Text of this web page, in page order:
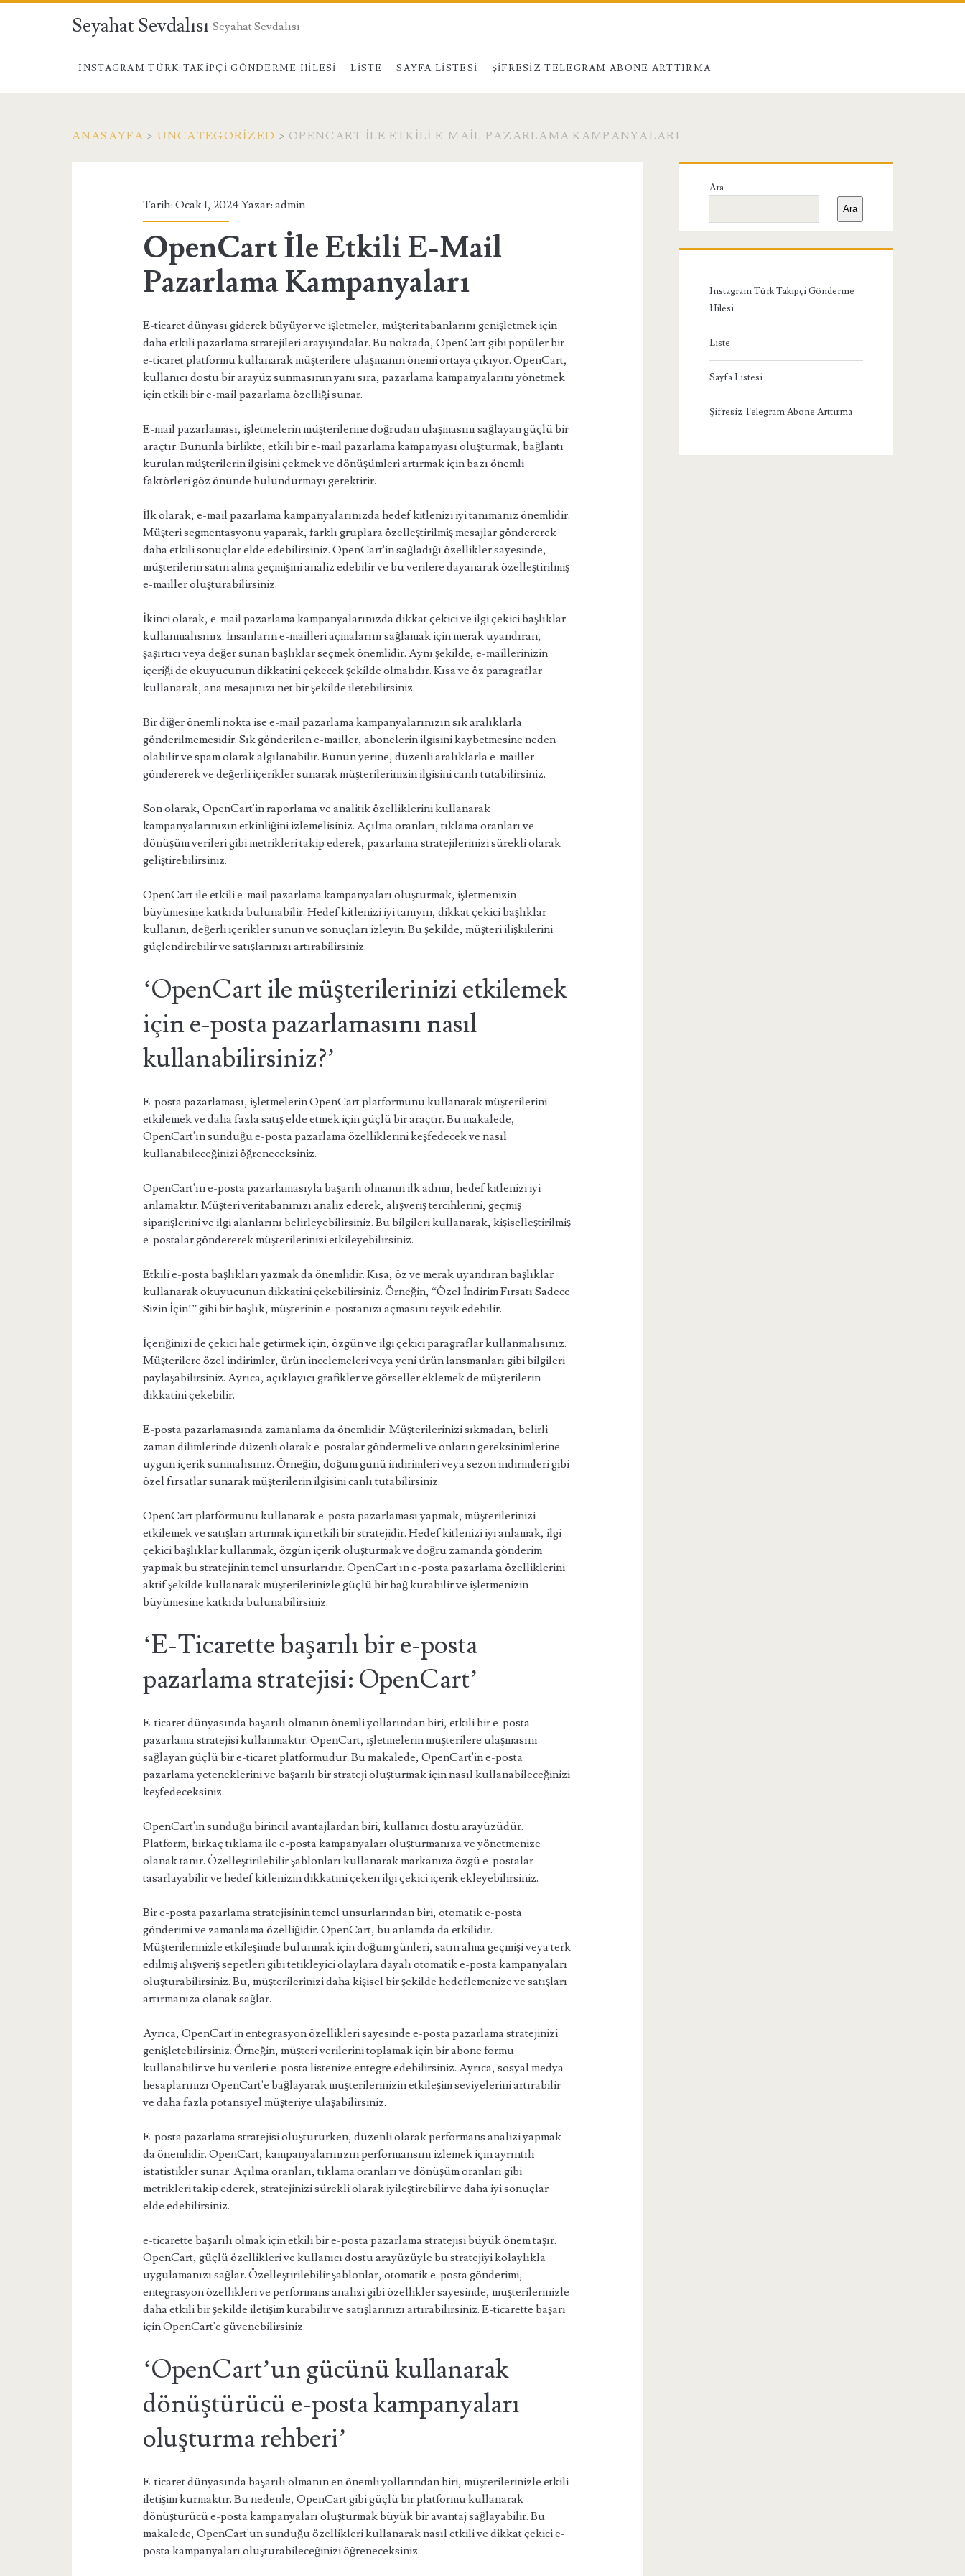
Seyahat Sevdalısı Seyahat Sevdalısı
INSTAGRAM TÜRK TAKIPÇI GÖNDERME HILESI LISTE SAYFA LISTESI ŞIFRESIZ TELEGRAM ABONE ARTTIRMA
ANASAYFA > UNCATEGORIZED > OPENCART İLE ETKILI E-MAIL PAZARLAMA KAMPANYALARI
Tarih: Ocak 1, 2024 Yazar:admin
OpenCart İle Etkili E-Mail
Pazarlama Kampanyaları
E-ticaret dünyası giderek büyüyor ve işletmeler, müşteri tabanlarını genişletmek için
daha etkili pazarlama stratejileri arayışındalar. Bu noktada, OpenCart gibi popüler bir
e-ticaret platformu kullanarak müşterilere ulaşmanın önemi ortaya çıkıyor. OpenCart,
kullanıcı dostu bir arayüz sunmasının yanı sıra, pazarlama kampanyalarını yönetmek
için etkili bir e-mail pazarlama özelliği sunar.
E-mail pazarlaması, işletmelerin müşterilerine doğrudan ulaşmasını sağlayan güçlü bir
araçtır. Bununla birlikte, etkili bir e-mail pazarlama kampanyası oluşturmak, bağlantı
kurulan müşterilerin ilgisini çekmek ve dönüşümleri artırmak için bazı önemli
faktörleri göz önünde bulundurmayı gerektirir.
İlk olarak, e-mail pazarlama kampanyalarınızda hedef kitlenizi iyi tanımanız önemlidir.
Müşteri segmentasyonu yaparak, farklı gruplara özelleştirilmiş mesajlar göndererek
daha etkili sonuçlar elde edebilirsiniz. OpenCart'in sağladığı özellikler sayesinde,
müşterilerin satın alma geçmişini analiz edebilir ve bu verilere dayanarak özelleştirilmiş
e-mailler oluşturabilirsiniz.
İkinci olarak, e-mail pazarlama kampanyalarınızda dikkat çekici ve ilgi çekici başlıklar
kullanmalısınız. İnsanların e-mailleri açmalarını sağlamak için merak uyandıran,
şaşırtıcı veya değer sunan başlıklar seçmek önemlidir. Aynı şekilde, e-maillerinizin
içeriği de okuyucunun dikkatini çekecek şekilde olmalıdır. Kısa ve öz paragraflar
kullanarak, ana mesajınızı net bir şekilde iletebilirsiniz.
Bir diğer önemli nokta ise e-mail pazarlama kampanyalarınızın sık aralıklarla
gönderilmemesidir. Sık gönderilen e-mailler, abonelerin ilgisini kaybetmesine neden
olabilir ve spam olarak algılanabilir. Bunun yerine, düzenli aralıklarla e-mailler
göndererek ve değerli içerikler sunarak müşterilerinizin ilgisini canlı tutabilirsiniz.
Son olarak, OpenCart'in raporlama ve analitik özelliklerini kullanarak
kampanyalarınızın etkinliğini izlemelisiniz. Açılma oranları, tıklama oranları ve
dönüşüm verileri gibi metrikleri takip ederek, pazarlama stratejilerinizi sürekli olarak
geliştirebilirsiniz.
OpenCart ile etkili e-mail pazarlama kampanyaları oluşturmak, işletmenizin
büyümesine katkıda bulunabilir. Hedef kitlenizi iyi tanıyın, dikkat çekici başlıklar
kullanın, değerli içerikler sunun ve sonuçları izleyin. Bu şekilde, müşteri ilişkilerini
güçlendirebilir ve satışlarınızı artırabilirsiniz.
‘OpenCart ile müşterilerinizi etkilemek
için e-posta pazarlamasını nasıl
kullanabilirsiniz?’
E-posta pazarlaması, işletmelerin OpenCart platformunu kullanarak müşterilerini
etkilemek ve daha fazla satış elde etmek için güçlü bir araçtır. Bu makalede,
OpenCart'ın sunduğu e-posta pazarlama özelliklerini keşfedecek ve nasıl
kullanabileceğinizi öğreneceksiniz.
OpenCart'ın e-posta pazarlamasıyla başarılı olmanın ilk adımı, hedef kitlenizi iyi
anlamaktır. Müşteri veritabanınızı analiz ederek, alışveriş tercihlerini, geçmiş
siparişlerini ve ilgi alanlarını belirleyebilirsiniz. Bu bilgileri kullanarak, kişiselleştirilmiş
e-postalar göndererek müşterilerinizi etkileyebilirsiniz.
Etkili e-posta başlıkları yazmak da önemlidir. Kısa, öz ve merak uyandıran başlıklar
kullanarak okuyucunun dikkatini çekebilirsiniz. Örneğin, “Özel İndirim Fırsatı Sadece
Sizin İçin!” gibi bir başlık, müşterinin e-postanızı açmasını teşvik edebilir.
İçeriğinizi de çekici hale getirmek için, özgün ve ilgi çekici paragraflar kullanmalısınız.
Müşterilere özel indirimler, ürün incelemeleri veya yeni ürün lansmanları gibi bilgileri
paylaşabilirsiniz. Ayrıca, açıklayıcı grafikler ve görseller eklemek de müşterilerin
dikkatini çekebilir.
E-posta pazarlamasında zamanlama da önemlidir. Müşterilerinizi sıkmadan, belirli
zaman dilimlerinde düzenli olarak e-postalar göndermeli ve onların gereksinimlerine
uygun içerik sunmalısınız. Örneğin, doğum günü indirimleri veya sezon indirimleri gibi
özel fırsatlar sunarak müşterilerin ilgisini canlı tutabilirsiniz.
OpenCart platformunu kullanarak e-posta pazarlaması yapmak, müşterilerinizi
etkilemek ve satışları artırmak için etkili bir stratejidir. Hedef kitlenizi iyi anlamak, ilgi
çekici başlıklar kullanmak, özgün içerik oluşturmak ve doğru zamanda gönderim
yapmak bu stratejinin temel unsurlarıdır. OpenCart'ın e-posta pazarlama özelliklerini
aktif şekilde kullanarak müşterilerinizle güçlü bir bağ kurabilir ve işletmenizin
büyümesine katkıda bulunabilirsiniz.
‘E-Ticarette başarılı bir e-posta
pazarlama stratejisi: OpenCart’
E-ticaret dünyasında başarılı olmanın önemli yollarından biri, etkili bir e-posta
pazarlama stratejisi kullanmaktır. OpenCart, işletmelerin müşterilere ulaşmasını
sağlayan güçlü bir e-ticaret platformudur. Bu makalede, OpenCart'in e-posta
pazarlama yeteneklerini ve başarılı bir strateji oluşturmak için nasıl kullanabileceğinizi
keşfedeceksiniz.
OpenCart'in sunduğu birincil avantajlardan biri, kullanıcı dostu arayüzüdür.
Platform, birkaç tıklama ile e-posta kampanyaları oluşturmanıza ve yönetmenize
olanak tanır. Özelleştirilebilir şablonları kullanarak markanıza özgü e-postalar
tasarlayabilir ve hedef kitlenizin dikkatini çeken ilgi çekici içerik ekleyebilirsiniz.
Bir e-posta pazarlama stratejisinin temel unsurlarından biri, otomatik e-posta
gönderimi ve zamanlama özelliğidir. OpenCart, bu anlamda da etkilidir.
Müşterilerinizle etkileşimde bulunmak için doğum günleri, satın alma geçmişi veya terk
edilmiş alışveriş sepetleri gibi tetikleyici olaylara dayalı otomatik e-posta kampanyaları
oluşturabilirsiniz. Bu, müşterilerinizi daha kişisel bir şekilde hedeflemenize ve satışları
artırmanıza olanak sağlar.
Ayrıca, OpenCart'in entegrasyon özellikleri sayesinde e-posta pazarlama stratejinizi
genişletebilirsiniz. Örneğin, müşteri verilerini toplamak için bir abone formu
kullanabilir ve bu verileri e-posta listenize entegre edebilirsiniz. Ayrıca, sosyal medya
hesaplarınızı OpenCart'e bağlayarak müşterilerinizin etkileşim seviyelerini artırabilir
ve daha fazla potansiyel müşteriye ulaşabilirsiniz.
E-posta pazarlama stratejisi oluştururken, düzenli olarak performans analizi yapmak
da önemlidir. OpenCart, kampanyalarınızın performansını izlemek için ayrıntılı
istatistikler sunar. Açılma oranları, tıklama oranları ve dönüşüm oranları gibi
metrikleri takip ederek, stratejinizi sürekli olarak iyileştirebilir ve daha iyi sonuçlar
elde edebilirsiniz.
e-ticarette başarılı olmak için etkili bir e-posta pazarlama stratejisi büyük önem taşır.
OpenCart, güçlü özellikleri ve kullanıcı dostu arayüzüyle bu stratejiyi kolaylıkla
uygulamanızı sağlar. Özelleştirilebilir şablonlar, otomatik e-posta gönderimi,
entegrasyon özellikleri ve performans analizi gibi özellikler sayesinde, müşterilerinizle
daha etkili bir şekilde iletişim kurabilir ve satışlarınızı artırabilirsiniz. E-ticarette başarı
için OpenCart'e güvenebilirsiniz.
‘OpenCart’un gücünü kullanarak
dönüştürücü e-posta kampanyaları
oluşturma rehberi’
E-ticaret dünyasında başarılı olmanın en önemli yollarından biri, müşterilerinizle etkili
iletişim kurmaktır. Bu nedenle, OpenCart gibi güçlü bir platformu kullanarak
dönüştürücü e-posta kampanyaları oluşturmak büyük bir avantaj sağlayabilir. Bu
makalede, OpenCart'un sunduğu özellikleri kullanarak nasıl etkili ve dikkat çekici e-
posta kampanyaları oluşturabileceğinizi öğreneceksiniz.
Birincil
Yan
Menü
Ara
Ara
Instagram Türk Takipçi Gönderme
Hilesi
Liste
Sayfa Listesi
Şifresiz Telegram Abone Arttırma